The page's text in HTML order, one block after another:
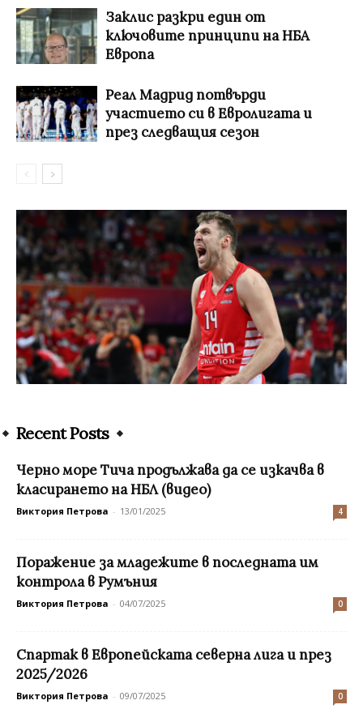
Заклис разкри един от
ключовите принципи на НБА
Европа
Реал Мадрид потвърди
участието си в Евролигата и
през следващия сезон
Recent Posts
Черно море Тича продължава да се изкачва в
класирането на НБЛ (видео)
Виктория Петрова - 13/01/2025 4
Поражение за младежите в последната им
контрола в Румъния
Виктория Петрова - 04/07/2025 0
Спартак в Европейската северна лига и през
2025/2026
Виктория Петрова - 09/07/2025 0